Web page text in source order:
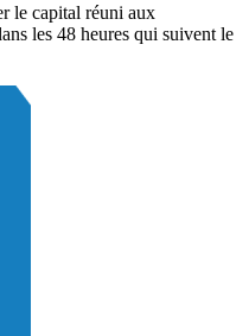
le capital réuni aux
les 48 heures qui suivent le